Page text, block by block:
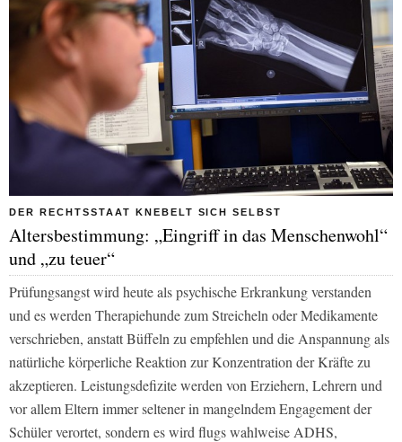
DER RECHTSSTAAT KNEBELT SICH SELBST
Altersbestimmung: „Eingriff in das Menschenwohl“
und „zu teuer“
Prüfungsangst wird heute als psychische Erkrankung verstanden
und es werden Therapiehunde zum Streicheln oder Medikamente
verschrieben, anstatt Büffeln zu empfehlen und die Anspannung als
natürliche körperliche Reaktion zur Konzentration der Kräfte zu
akzeptieren. Leistungsdefizite werden von Erziehern, Lehrern und
vor allem Eltern immer seltener in mangelndem Engagement der
Schüler verortet, sondern es wird flugs wahlweise ADHS,